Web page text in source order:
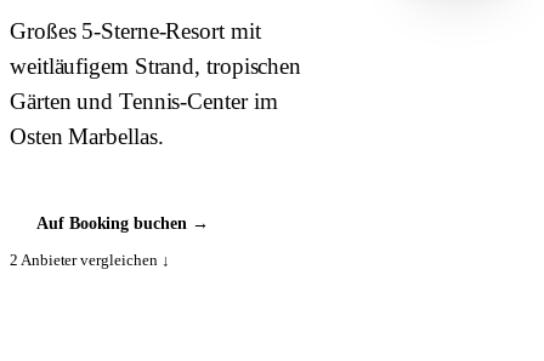
Großes 5-Sterne-Resort mit
weitläufigem Strand, tropischen
Gärten und Tennis-Center im
Osten Marbellas.
Auf Booking buchen→
2 Anbieter vergleichen ↓